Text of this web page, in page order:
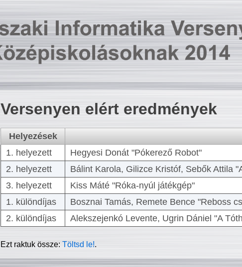
Versenyen elért eredmények
Helyezések
1. helyezett
Hegyesi Donát "Pókerező Robot"
2. helyezett
Bálint Karola, Gilizce Kristóf, Sebők Attila
3. helyezett
Kiss Máté "Róka-nyúl játékgép"
1. különdíjas
Bosznai Tamás, Remete Bence "Reboss
2. különdíjas
Alekszejenkó Levente, Ugrin Dániel "A
Ezt raktuk össze:Töltsd le!.